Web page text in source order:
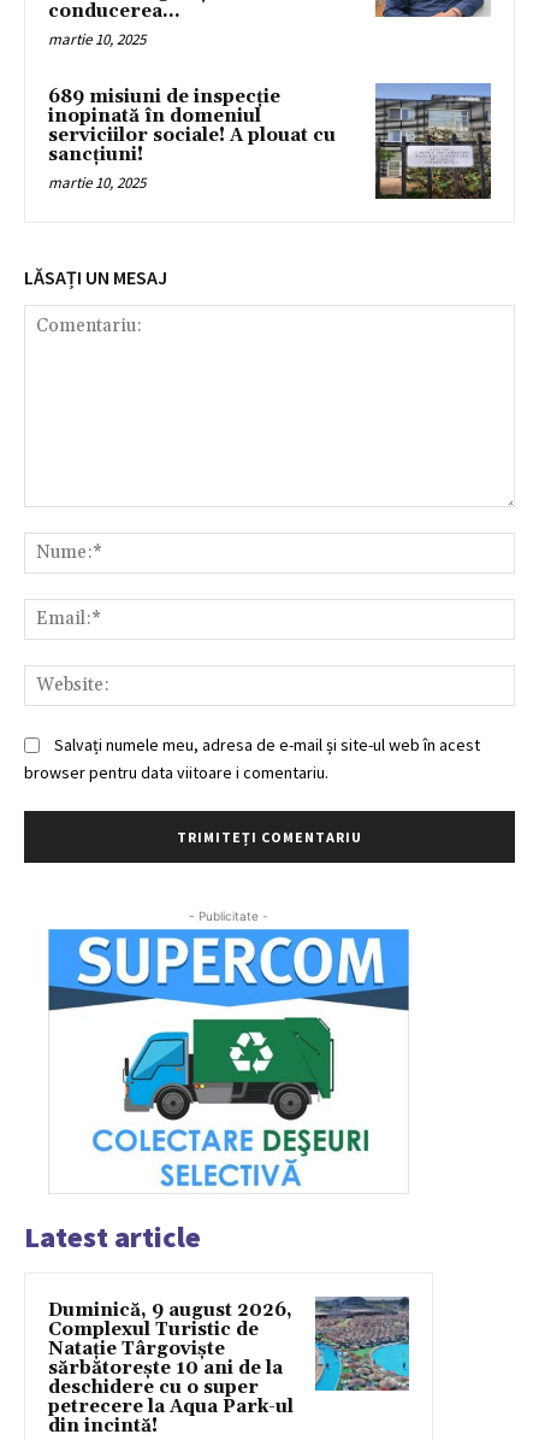
conducerea...
martie 10, 2025
689 misiuni de inspecție
inopinată în domeniul
serviciilor sociale! A plouat cu
sancțiuni!
martie 10, 2025
LĂSAȚI UN MESAJ
Salvați numele meu, adresa de e-mail și site-ul web în acest
browser pentru data viitoare i comentariu.
- Publicitate -
Latest article
Duminică, 9 august 2026,
Complexul Turistic de
Natație Târgoviște
sărbătorește 10 ani de la
deschidere cu o super
petrecere la Aqua Park-ul
din incintă!